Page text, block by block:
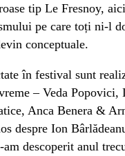
tip Le Fresnoy,
pe care toți ni-l
conceptuale.
în festival sunt
– Veda
Anca Benera &
despre Ion
descoperit anul